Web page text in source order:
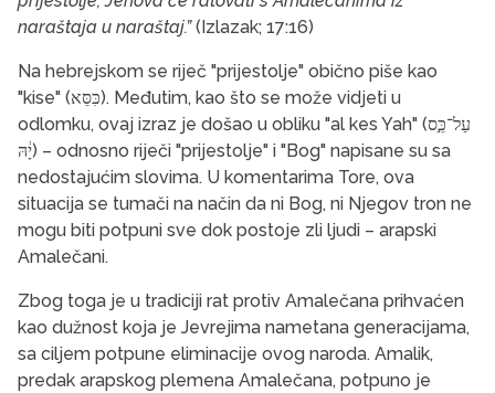
naraštaja u naraštaj.”(Izlazak; 17:16)
Na hebrejskom se riječ "prijestolje" obično piše kao
"kise" (כִּסֵּא). Međutim, kao što se može vidjeti u
odlomku, ovaj izraz je došao u obliku "al kes Yah" (עַל־כֵּ֣ס
יָ֔הּ) – odnosno riječi "prijestolje" i "Bog" napisane su sa
nedostajućim slovima. U komentarima Tore, ova
situacija se tumači na način da ni Bog, ni Njegov tron ​​ne
mogu biti potpuni sve dok postoje zli ljudi – arapski
Amalečani.
Zbog toga je u tradiciji rat protiv Amalečana prihvaćen
kao dužnost koja je Jevrejima nametana generacijama,
sa ciljem potpune eliminacije ovog naroda. Amalik,
predak arapskog plemena Amalečana, potpuno je